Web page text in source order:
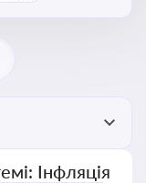
Інфляція